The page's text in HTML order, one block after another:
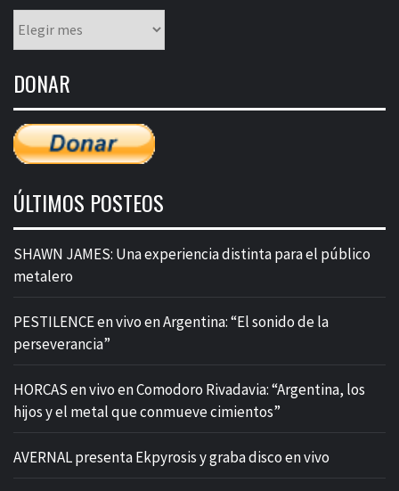
mensual
entradas
DONAR
ÚLTIMOS POSTEOS
SHAWN JAMES: Una experiencia distinta para el público
metalero
PESTILENCE en vivo en Argentina: “El sonido de la
perseverancia”
HORCAS en vivo en Comodoro Rivadavia: “Argentina, los
hijos y el metal que conmueve cimientos”
AVERNAL presenta Ekpyrosis y graba disco en vivo